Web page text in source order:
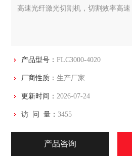
高速光纤激光切割机，切割效率高
产品型号：FLC3000-4020
厂商性质：生产厂家
更新时间： 2026-07-24
访 问 量：3455
产品咨询